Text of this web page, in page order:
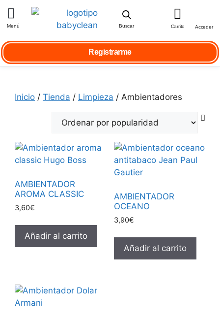
Menú Buscar Carrito Acceder
Registrarme
Inicio / Tienda / Limpieza / Ambientadores
AMBIENTADOR
AROMA CLASSIC
3,60€
Añadir al carrito
AMBIENTADOR
OCEANO
3,90€
Añadir al carrito